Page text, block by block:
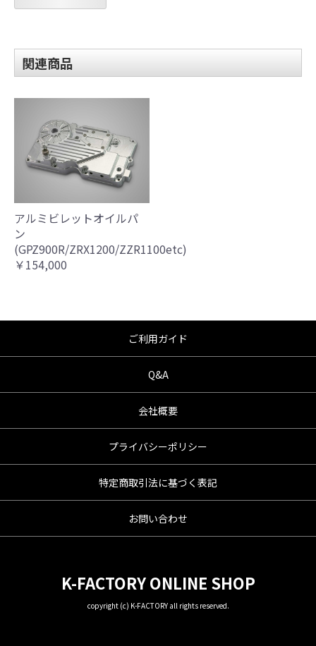
関連商品
アルミビレットオイルパ
ン
(GPZ900R/ZRX1200/ZZR1100etc)
￥154,000
ご利用ガイド
Q&A
会社概要
プライバシーポリシー
特定商取引法に基づく表記
お問い合わせ
K-FACTORY ONLINE SHOP
copyright (c) K-FACTORY all rights reserved.